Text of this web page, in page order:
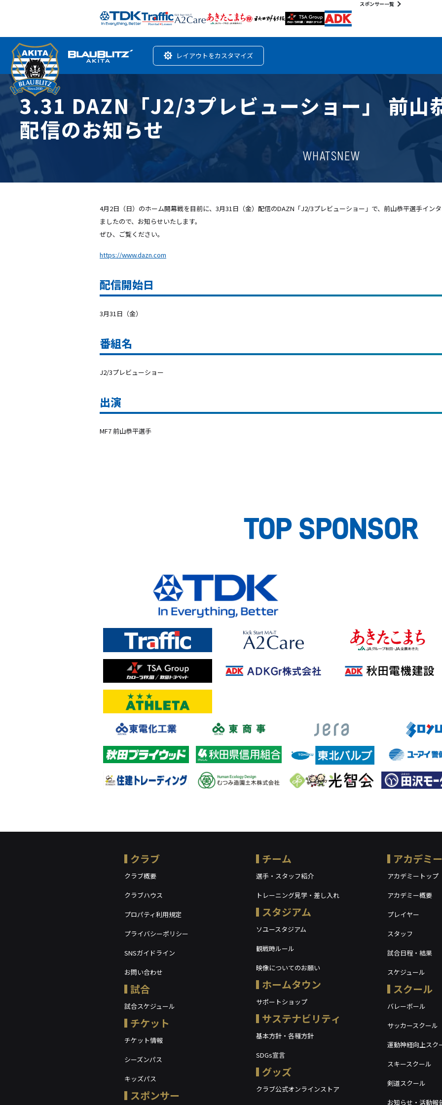
スポンサー一覧
レイアウトをカスタマイズ
3.31 DAZN「J2/3プレビューショー」 前山
配信のお知らせ
WHATSNEW
4月2日（日）のホーム開幕戦を目前に、3月31日（金）配信のDAZN「J2/3プレビューショー」で、前山恭平選手イン
ましたので、お知らせいたします。
ぜひ、ご覧ください。
https://www.dazn.com
配信開始日
3月31日（金）
番組名
J2/3プレビューショー
出演
MF7 前山恭平選手
TOP SPONSOR
クラブ
クラブ概要
クラブハウス
プロパティ利用規定
プライバシーポリシー
SNSガイドライン
お問い合わせ
試合
試合スケジュール
チケット
チケット情報
シーズンパス
キッズパス
スポンサー
チーム
選手・スタッフ紹介
トレーニング見学・差し入れ
スタジアム
ソユースタジアム
観戦時ルール
映像についてのお願い
ホームタウン
サポートショップ
サステナビリティ
基本方針・各種方針
SDGs宣言
グッズ
クラブ公式オンラインストア
アカデミ
アカデミートップ
アカデミー概要
プレイヤー
スタッフ
試合日程・結果
スケジュール
スクール
バレーボール
サッカースクール
運動神経向上スク
スキースクール
剣道スクール
お知らせ・活動報